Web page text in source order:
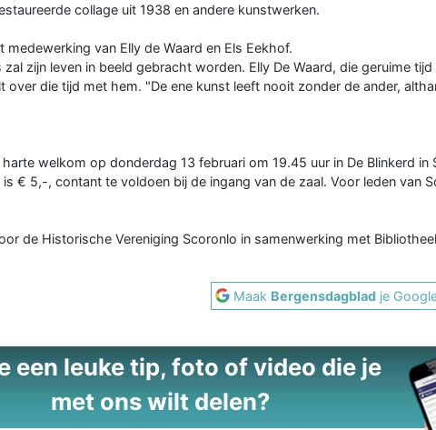
collage uit 1938 en andere kunstwerken.
van Elly de Waard en Els Eekhof.
zijn leven in beeld gebracht worden. Elly De Waard, die geruime
die tijd met hem. "De ene kunst leeft nooit zonder de ander,
welkom op donderdag 13 februari om 19.45 uur in De Blinkerd in
€ 5,-, contant te voldoen bij de ingang van de zaal. Voor leden van
de Historische Vereniging Scoronlo in samenwerking met
Maak Bergensdagblad je
een leuke tip, foto of video die je
met ons wilt delen?